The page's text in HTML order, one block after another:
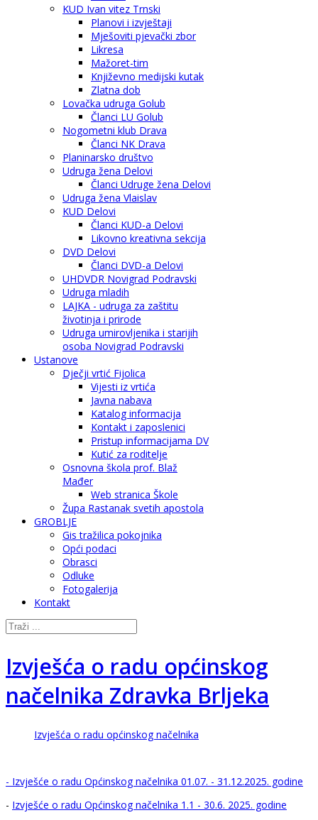
KUD Ivan vitez Trnski
Planovi i izvještaji
Mješoviti pjevački zbor
Likresa
Mažoret-tim
Književno medijski kutak
Zlatna dob
Lovačka udruga Golub
Članci LU Golub
Nogometni klub Drava
Članci NK Drava
Planinarsko društvo
Udruga žena Delovi
Članci Udruge žena Delovi
Udruga žena Vlaislav
KUD Delovi
Članci KUD-a Delovi
Likovno kreativna sekcija
DVD Delovi
Članci DVD-a Delovi
UHDVDR Novigrad Podravski
Udruga mladih
LAJKA - udruga za zaštitu
životinja i prirode
Udruga umirovljenika i starijih
osoba Novigrad Podravski
Ustanove
Dječji vrtić Fijolica
Vijesti iz vrtića
Javna nabava
Katalog informacija
Kontakt i zaposlenici
Pristup informacijama DV
Kutić za roditelje
Osnovna škola prof. Blaž
Mađer
Web stranica Škole
Župa Rastanak svetih apostola
GROBLJE
Gis tražilica pokojnika
Opći podaci
Obrasci
Odluke
Fotogalerija
Kontakt
Izvješća o radu općinskog
načelnika Zdravka Brljeka
Izvješća o radu općinskog načelnika
- Izvješće o radu Općinskog načelnika 01.07. - 31.12.2025. godine
- Izvješće o radu Općinskog načelnika 1.1 - 30.6. 2025. godine